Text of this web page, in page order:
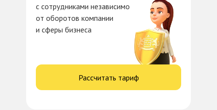
с сотрудниками независимо
от оборотов компании
и сферы бизнеса
Рассчитать тариф